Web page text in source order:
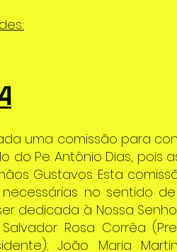
uma comissão para
do Pe. Antônio Dias, pois
Gustavos. Esta
no sentido
dedicada à Nossa
Rosa Corrêa
João Maria